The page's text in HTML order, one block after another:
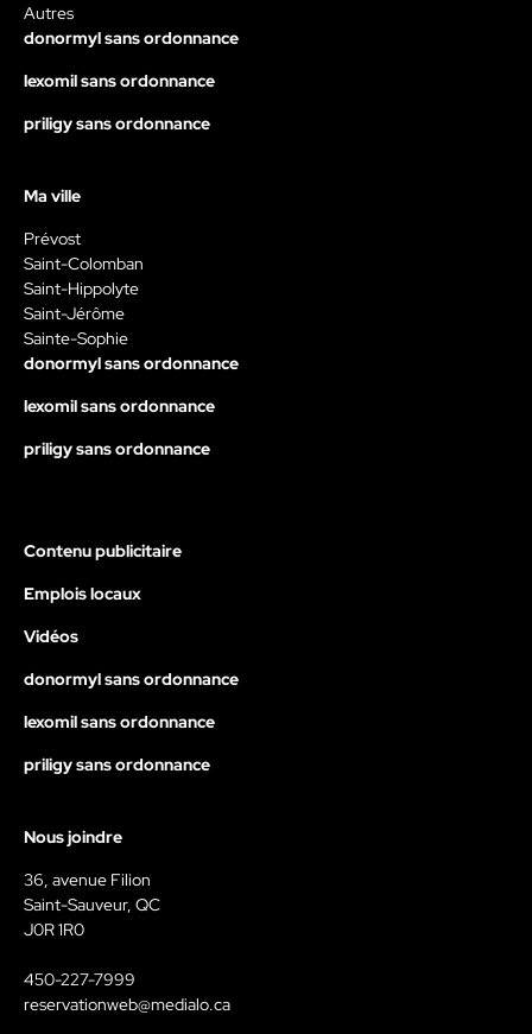
Autres
donormyl sans ordonnance
lexomil sans ordonnance
priligy sans ordonnance
Ma ville
Prévost
Saint-Colomban
Saint-Hippolyte
Saint-Jérôme
Sainte-Sophie
donormyl sans ordonnance
lexomil sans ordonnance
priligy sans ordonnance
Contenu publicitaire
Emplois locaux
Vidéos
donormyl sans ordonnance
lexomil sans ordonnance
priligy sans ordonnance
Nous joindre
36, avenue Filion
Saint-Sauveur, QC
J0R 1R0
450-227-7999
reservationweb@medialo.ca